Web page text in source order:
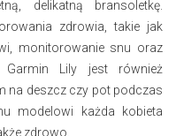
delikatną bransoletkę.
zdrowia, takie jak
monitorowanie snu oraz
Garmin Lily jest również
na deszcz czy pot podczas
modelowi każda kobieta
zdrowo.